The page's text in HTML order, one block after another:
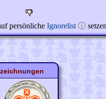
persönliche Ignorelist ⓘ setzen